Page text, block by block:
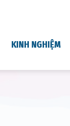
KINH NGHIỆM